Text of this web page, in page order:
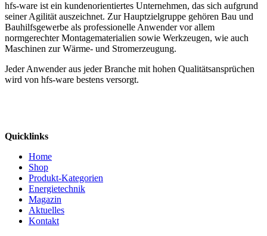
hfs-ware ist ein kundenorientiertes Unternehmen, das sich aufgrund
seiner Agilität auszeichnet. Zur Hauptzielgruppe gehören Bau und
Bauhilfsgewerbe als professionelle Anwender vor allem
normgerechter Montagematerialien sowie Werkzeugen, wie auch
Maschinen zur Wärme- und Stromerzeugung.
Jeder Anwender aus jeder Branche mit hohen Qualitätsansprüchen
wird von hfs-ware bestens versorgt.
Quicklinks
Home
Shop
Produkt-Kategorien
Energietechnik
Magazin
Aktuelles
Kontakt